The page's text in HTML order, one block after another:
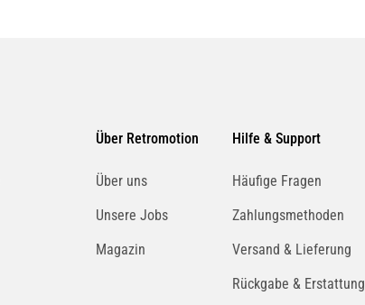
Über Retromotion
Über uns
Unsere Jobs
Magazin
Hilfe & Support
Häufige Fragen
Zahlungsmethoden
Versand & Lieferung
Rückgabe & Erstattung